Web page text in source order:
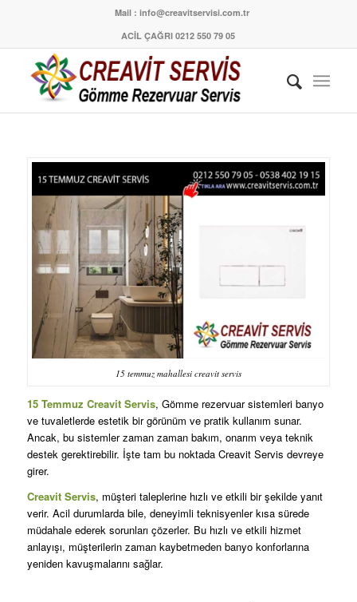
Mail : info@creavitservisi.com.tr
ACİL ÇAĞRI 0212 550 79 05
15 temmuz mahallesi creavit servis
15 Temmuz Creavit Servis, Gömme rezervuar sistemleri banyo
ve tuvaletlerde estetik bir görünüm ve pratik kullanım sunar.
Ancak, bu sistemler zaman zaman bakım, onarım veya teknik
destek gerektirebilir. İşte tam bu noktada Creavit Servis devreye
girer.
Creavit Servis, müşteri taleplerine hızlı ve etkili bir şekilde yanıt
verir. Acil durumlarda bile, deneyimli teknisyenler kısa sürede
müdahale ederek sorunları çözerler. Bu hızlı ve etkili hizmet
anlayışı, müşterilerin zaman kaybetmeden banyo konforlarına
yeniden kavuşmalarını sağlar.